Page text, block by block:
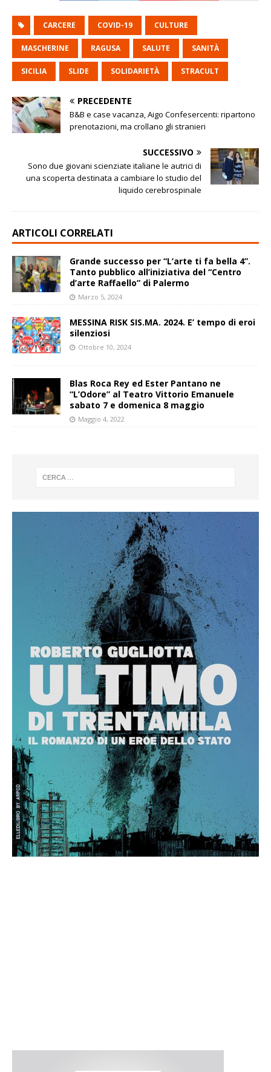
CARCERE COVID-19 CULTURE
MASCHERINE RAGUSA SALUTE SANITÀ
SICILIA SLIDE SOLIDARIETÀ STRACULT
PRECEDENTE
B&B e case vacanza, Aigo Confesercenti: ripartono
prenotazioni, ma crollano gli stranieri
SUCCESSIVO
Sono due giovani scienziate italiane le autrici di
una scoperta destinata a cambiare lo studio del
liquido cerebrospinale
ARTICOLI CORRELATI
Grande successo per “L’arte ti fa bella 4”.
Tanto pubblico all’iniziativa del “Centro
d’arte Raffaello” di Palermo
Marzo 5, 2024
MESSINA RISK SIS.MA. 2024. E’ tempo di eroi
silenziosi
Ottobre 10, 2024
Blas Roca Rey ed Ester Pantano ne
“L’Odore” al Teatro Vittorio Emanuele
sabato 7 e domenica 8 maggio
Maggio 4, 2022